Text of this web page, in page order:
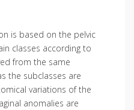
is based on the pelvic
classes according to
from the same
the subclasses are
variations of the
anomalies are